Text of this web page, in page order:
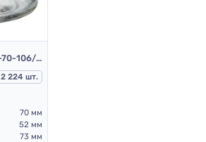
Банка скляна 3.89-ІІІ-4-70-106/ELENA (банки скляні 106 мл)
2 224 шт.
70 мм
52 мм
73 мм